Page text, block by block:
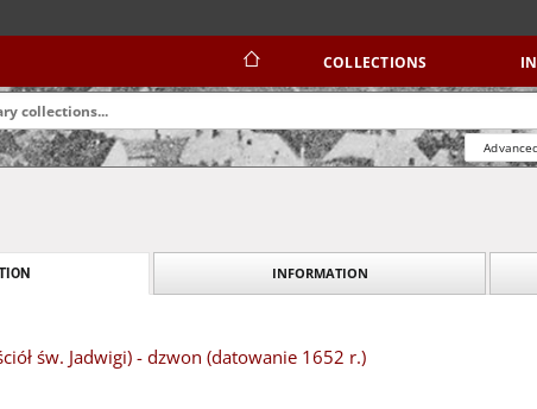
COLLECTIONS
INFORMATION
św. Jadwigi) - dzwon (datowanie 1652 r.)